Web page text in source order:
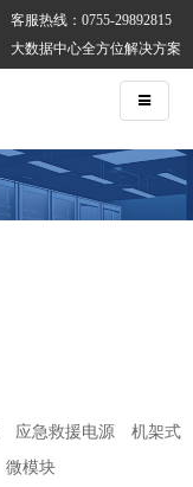
客服热线：0755-29892815
大数据中心全方位解决方案
应急救援电源
机架式
微模块